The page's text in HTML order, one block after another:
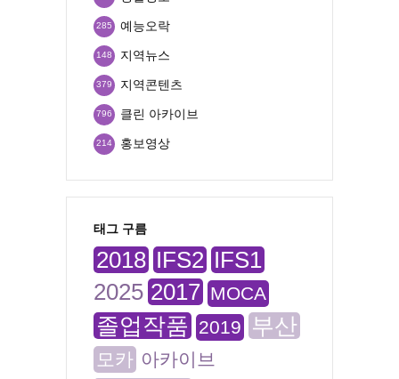
예능오락
285
지역뉴스
148
지역콘텐츠
379
클린 아카이브
796
홍보영상
214
태그 구름
2018 IFS2 IFS1
2025 2017 MOCA
졸업작품 2019 부산
모카 아카이브